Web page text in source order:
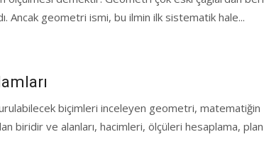
Ancak geometri ismi, bu ilmin ilk sistematik hale...
biçimleri inceleyen geometri, matematiğin
biridir ve alanları, hacimleri, ölçüleri hesaplama, plan